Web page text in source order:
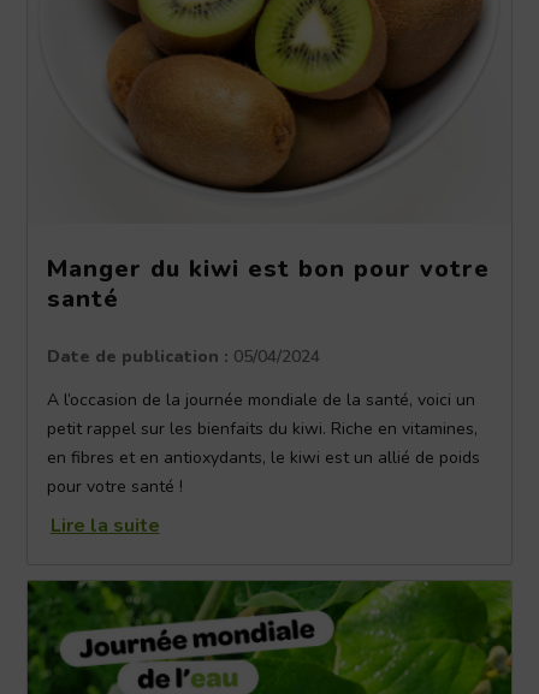
Manger du kiwi est bon pour votre
santé
Date de publication : 05/04/2024
A l’occasion de la journée mondiale de la santé, voici un
petit rappel sur les bienfaits du kiwi. Riche en vitamines,
en fibres et en antioxydants, le kiwi est un allié de poids
pour votre santé !
Lire la suite